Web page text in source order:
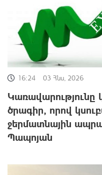
16:24 03 Հնս, 2026
Կառավարությունը
ծրագիր, որով
ջերմատնային
Պապոյան